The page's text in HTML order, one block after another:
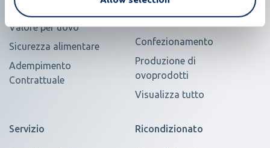
Carenza di manodopera
Valore per uovo
Sicurezza alimentare
Adempimento
Contrattuale
Confezionamento
Produzione di
ovoprodotti
Visualizza tutto
Servizio Ricondizionato